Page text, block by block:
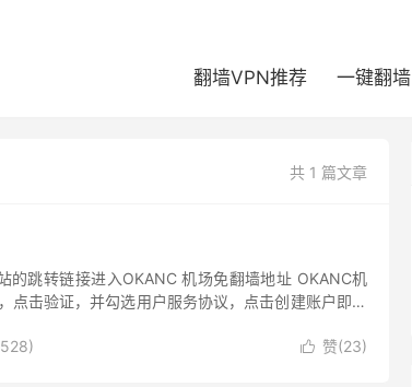
翻墙VPN推荐 一键翻墙
共 1 篇文章
的跳转链接进入OKANC 机场免翻墙地址 OKANC机
点击验证，并勾选用户服务协议，点击创建账户即开
 赞(23)